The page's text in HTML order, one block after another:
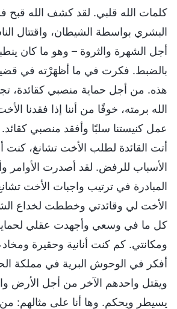
كلمات الله قلبي. لقد كشف الله قبح
البشري بواسطة الشيطان، واقتتال
أجل الشهرة والثروة – وهو ما كان
بالضبط. فكرت في ما أظهَرْته في
هذه. من أجل حماية منصبي كقائدة،
الله برمته، خوفًا من أننا إذا فقدنا
عمل كنيستنا سلبًا وأفقد منصبي
أتت القائدة لطلب الأخت تشانغ، كنت
الأسباب للرفض. لقد أصدرت الأوامر
المبادرة في ترتيب واجبات الأخت
الأخت لي وقائدتي وخططت لخداع
كل ما في وسعي وأجهدت عقلي
ومكانتي. كم كنت أنانية وحقيرة
أفكر في الوحوش البرية في مملكة
ويقتل واحدهم الآخر من أجل الأرض
يسيطر ويحكم. وها أنا على مثالهم: